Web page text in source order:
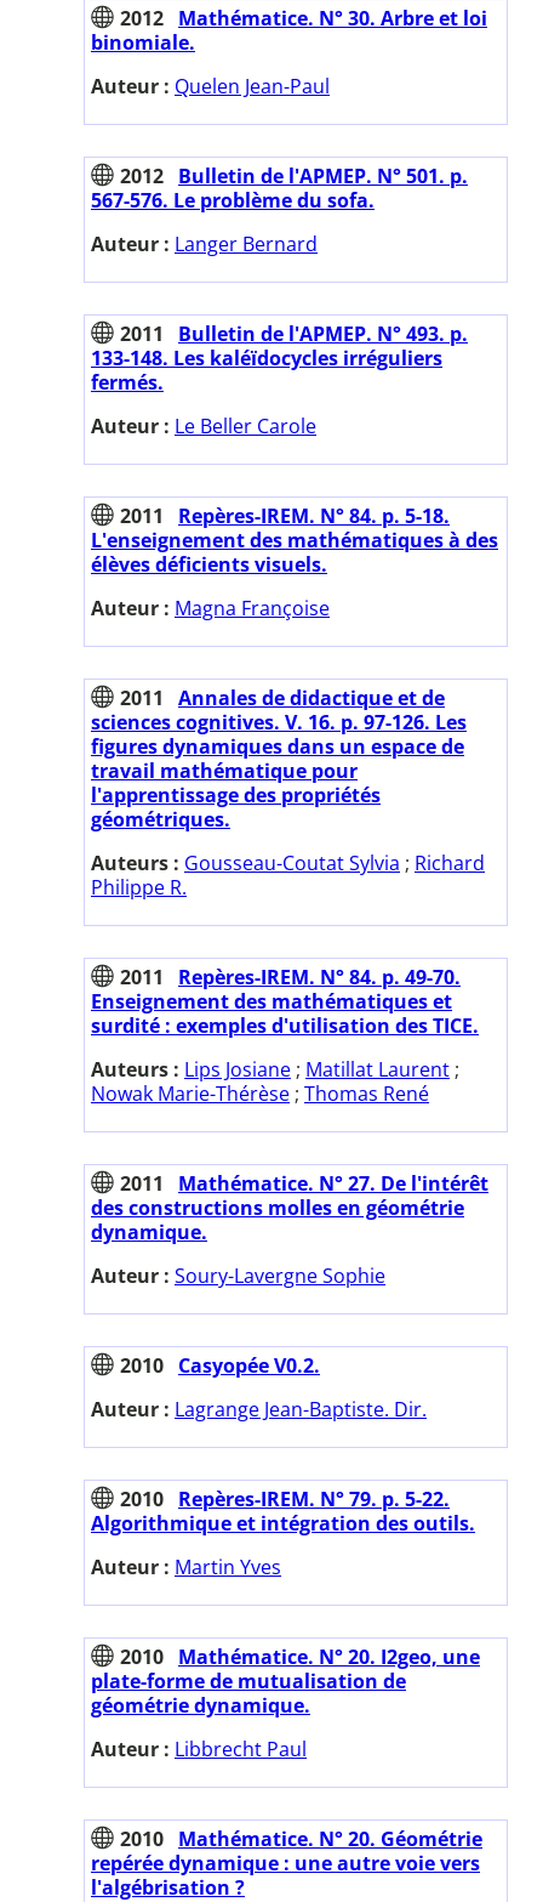
2012 Mathématice. N° 30. Arbre et loi
binomiale.
Auteur : Quelen Jean-Paul
2012 Bulletin de l'APMEP. N° 501. p.
567-576. Le problème du sofa.
Auteur : Langer Bernard
2011
Bulletin de l'APMEP. N° 493. p.
133-148. Les kaléïdocycles irréguliers
fermés.
Auteur : Le Beller Carole
2011
Repères-IREM. N° 84. p. 5-18.
L'enseignement des mathématiques à des
élèves déficients visuels.
Auteur : Magna Françoise
2011
Annales de didactique et de
sciences cognitives. V. 16. p. 97-126. Les
figures dynamiques dans un espace de
travail mathématique pour
l'apprentissage des propriétés
géométriques.
Auteurs : Gousseau-Coutat Sylvia ; Richard
Philippe R.
2011
Repères-IREM. N° 84. p. 49-70.
Enseignement des mathématiques et
surdité : exemples d'utilisation des TICE.
Auteurs : Lips Josiane ; Matillat Laurent ;
Nowak Marie-Thérèse ; Thomas René
2011
Mathématice. N° 27. De l'intérêt
des constructions molles en géométrie
dynamique.
Auteur : Soury-Lavergne Sophie
2010 Casyopée V0.2.
Auteur : Lagrange Jean-Baptiste. Dir.
2010 Repères-IREM. N° 79. p. 5-22.
Algorithmique et intégration des outils.
Auteur : Martin Yves
2010 Mathématice. N° 20. I2geo, une
plate-forme de mutualisation de
géométrie dynamique.
Auteur : Libbrecht Paul
2010 Mathématice. N° 20. Géométrie
repérée dynamique : une autre voie vers
l'algébrisation ?